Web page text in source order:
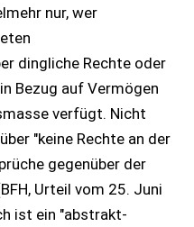
nur, wer
dingliche Rechte oder
Bezug auf Vermögen
verfügt. Nicht
"keine Rechte an der
gegenüber der
Urteil vom 25. Juni
ist ein "abstrakt-